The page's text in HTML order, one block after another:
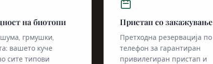
на биотопи
грмушки,
вашето куче
сите типови
Пристап со закажување
Претходна резервација по
телефон за гарантиран
привилегиран пристап и